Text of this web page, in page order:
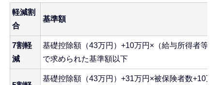
軽減割
合
基準額
7割軽
減
基礎控除額（43万円）+10万円×（給与所得者等
で求められた基準額以下
基礎控除額（43万円）+31万円×被保険者数+10万